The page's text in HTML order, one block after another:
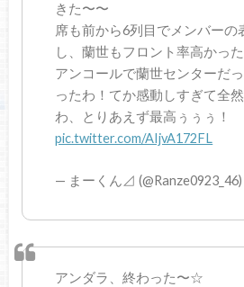
きた〜〜
席も前から6列目でメンバーの
し、蘭世もフロント率高かった
アンコールで蘭世センターだ
ったわ！てか感動しすぎて全
わ、とりあえず最高ぅぅぅ！
pic.twitter.com/AIjvA172FL
— まーくん⊿
アンダラ、終わった〜☆